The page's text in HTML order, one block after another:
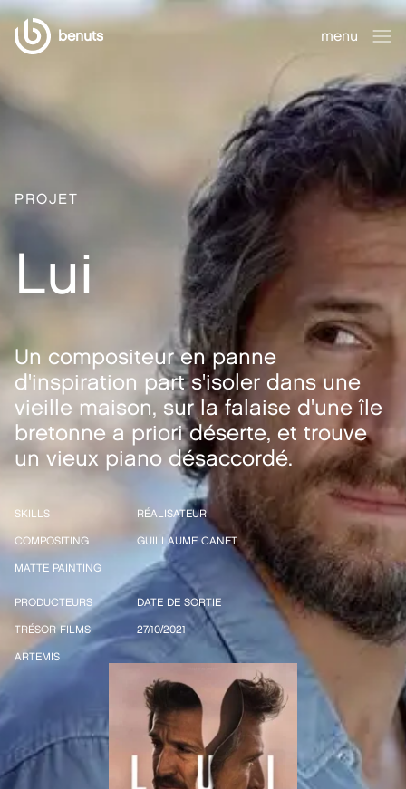
benuts
menu
PROJET
Lui
Un compositeur en panne
d'inspiration part s'isoler dans une
vieille maison, sur la falaise d'une île
bretonne a priori déserte, et trouve
un vieux piano désaccordé.
SKILLS
COMPOSITING
MATTE PAINTING
RÉALISATEUR
GUILLAUME CANET
PRODUCTEURS
TRÉSOR FILMS
ARTEMIS
DATE DE SORTIE
27/10/2021